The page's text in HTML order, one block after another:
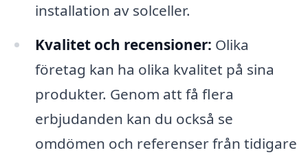
installation av solceller.
Kvalitet och recensioner: Olika
företag kan ha olika kvalitet på sina
produkter. Genom att få flera
erbjudanden kan du också se
omdömen och referenser från tidigare